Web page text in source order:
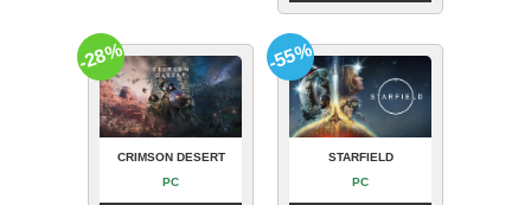
CRIMSON DESERT
PC
-28%
STARFIELD
PC
-55%